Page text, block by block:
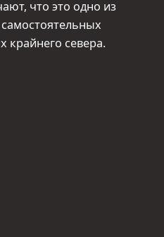
что это одно из
крайнего севера.